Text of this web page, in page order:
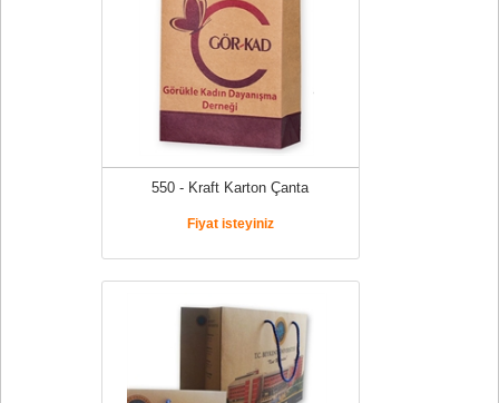
550 - Kraft Karton Çanta
Fiyat isteyiniz